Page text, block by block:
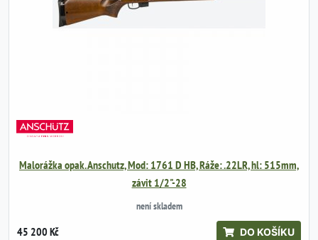
Malorážka opak. Anschutz, Mod: 1761 D HB, Ráže: .22LR, hl: 515mm,
závit 1/2"-28
není skladem
45 200 Kč DO KOŠÍKU